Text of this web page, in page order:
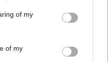
You may click to
and its third-party tags to
purposes in below Google
of my
of my